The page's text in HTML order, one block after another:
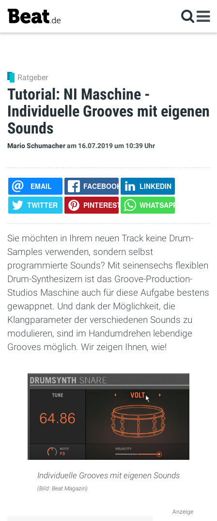
Ratgeber
Tutorial: NI Maschine -
Individuelle Grooves mit eigenen
Sounds
Mario Schumacheram 16.07.2019um 10:39 Uhr
EMAIL FACEBOOK
LINKEDIN
TWITTER
PINTEREST WHATSAPP
Sie möchten in Ihrem neuen Track keine Drum-
Samples verwenden, sondern selbst
programmierte Sounds? Mit seinensechs flexiblen
Drum-Synthesizern ist das Groove-Production-
Studios Maschine auch für diese Aufgabe bestens
gewappnet. Und dank der Möglichkeit, die
Klangparameter der verschiedenen Sounds zu
modulieren, sind im Handumdrehen lebendige
Grooves möglich. Wir zeigen Ihnen, wie!
Individuelle Grooves mit eigenen Sounds
(Bild: Beat Magazin)
Anzeige